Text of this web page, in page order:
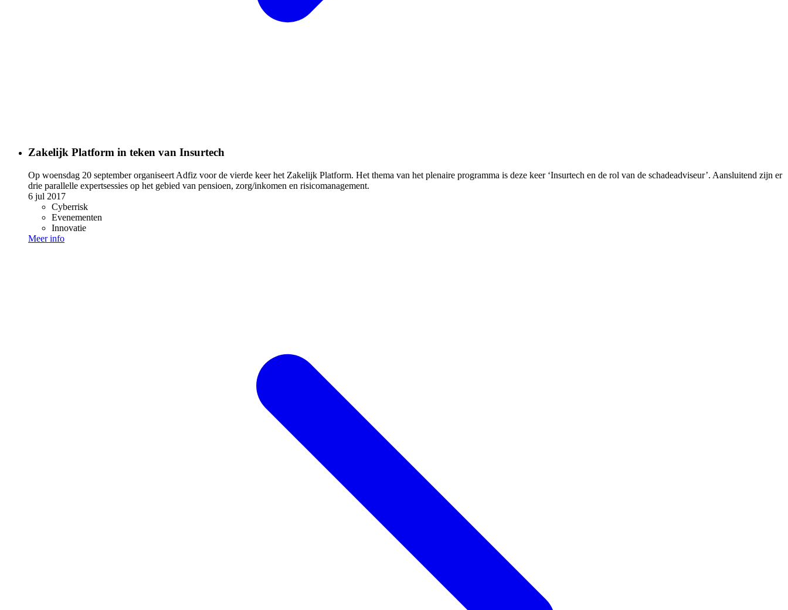
Zakelijk Platform in teken van Insurtech
Op woensdag 20 september organiseert Adfiz voor de vierde keer het Zakelijk Platform. Het thema van het plenaire programma is deze keer ‘Insurtech en de rol van de schadeadviseur’. Aansluitend zijn er
drie parallelle expertsessies op het gebied van pensioen, zorg/inkomen en risicomanagement.
6 jul 2017
Cyberrisk
Evenementen
Innovatie
Meer info